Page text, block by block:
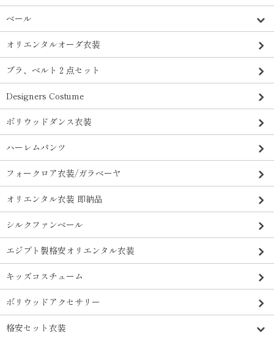
ベール
オリエンタルオーダ衣装
ブラ、ベルト２点セット
Designers Costume
ボリウッドダンス衣装
ハーレムパンツ
フォークロア衣装/ガラベーヤ
オリエンタル衣装 即納品
シルクファンベール
エジプト製格安オリエンタル衣装
キッズコスチューム
ボリウッドアクセサリー
格安セット衣装